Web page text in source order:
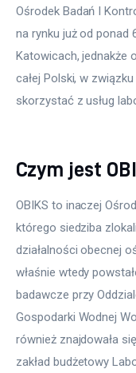
Zdrowie
Uroda
Ośrodek Badań I
na rynku już od ponad
Katowicach, jednakże
całej Polski, w
skorzystać z usług
Czym jest
OBIKS to inaczej
którego siedziba
działalności obecnej
właśnie wtedy
badawcze przy
Gospodarki Wodnej
również znajdowała
zakład budżetowy